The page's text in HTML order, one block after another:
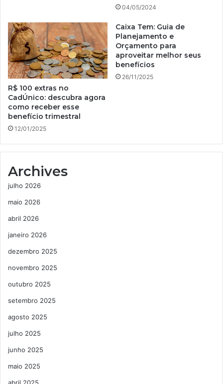
04/05/2024
R$ 100 extras no
CadÚnico: descubra agora
como receber esse
benefício trimestral
12/01/2025
Caixa Tem: Guia de
Planejamento e
Orçamento para
aproveitar melhor seus
benefícios
26/11/2025
Archives
julho 2026
maio 2026
abril 2026
janeiro 2026
dezembro 2025
novembro 2025
outubro 2025
setembro 2025
agosto 2025
julho 2025
junho 2025
maio 2025
abril 2025